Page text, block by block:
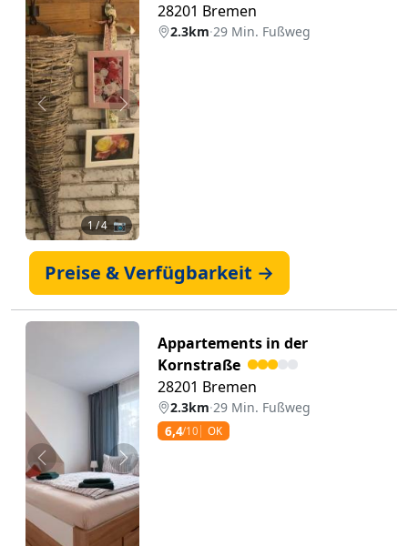
Zurück Weiter
1/ 4 📷
28201 Bremen
2.3km·29 Min. Fußweg
Preise & Verfügbarkeit →
Zurück Weiter
Appartements in der
Kornstraße
28201 Bremen
2.3km·29 Min. Fußweg
6,4/10 OK